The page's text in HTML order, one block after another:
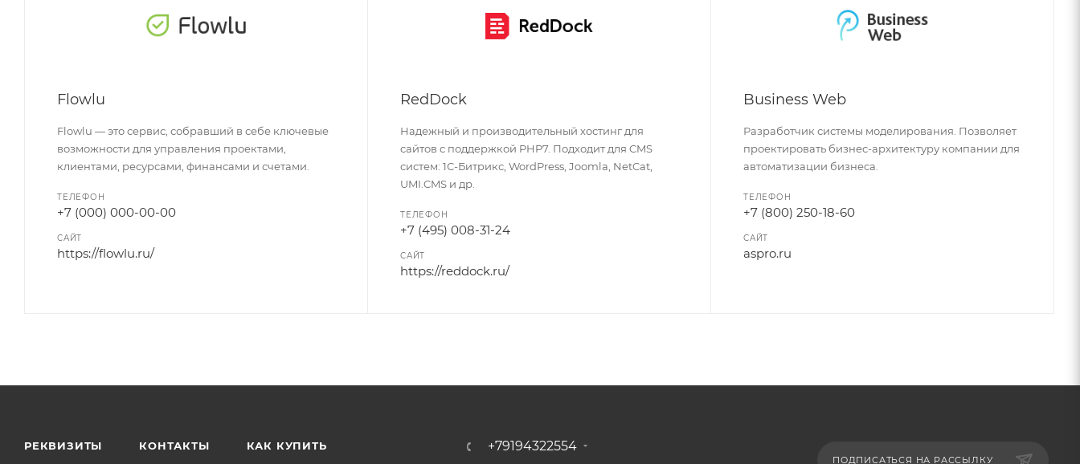
Flowlu
Flowlu — это сервис, собравший в себе ключевые
возможности для управления проектами,
клиентами, ресурсами, финансами и счетами.
ТЕЛЕФОН
+7 (000) 000-00-00
САЙТ
https://flowlu.ru/
RedDock
Надежный и производительный хостинг для
сайтов с поддержкой PHP7. Подходит для CMS
систем: 1С-Битрикс, WordPress, Joomla, NetCat,
UMI.CMS и др.
ТЕЛЕФОН
+7 (495) 008-31-24
САЙТ
https://reddock.ru/
Business Web
Разработчик системы моделирования. Позволяет
проектировать бизнес-архитектуру компании для
автоматизации бизнеса.
ТЕЛЕФОН
+7 (800) 250-18-60
САЙТ
aspro.ru
РЕКВИЗИТЫ КОНТАКТЫ КАК КУПИТЬ +79194322554
ПОДПИСАТЬСЯ НА РАССЫЛКУ